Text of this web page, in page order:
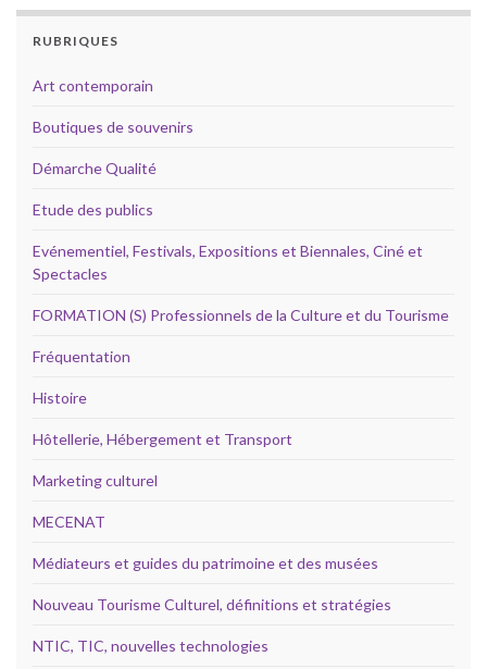
RUBRIQUES
Art contemporain
Boutiques de souvenirs
Démarche Qualité
Etude des publics
Evénementiel, Festivals, Expositions et Biennales, Ciné et
Spectacles
FORMATION (S) Professionnels de la Culture et du Tourisme
Fréquentation
Histoire
Hôtellerie, Hébergement et Transport
Marketing culturel
MECENAT
Médiateurs et guides du patrimoine et des musées
Nouveau Tourisme Culturel, définitions et stratégies
NTIC, TIC, nouvelles technologies